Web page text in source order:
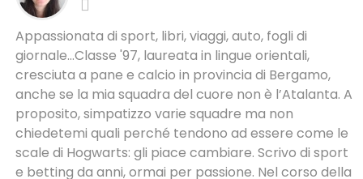
Appassionata di sport, libri, viaggi, auto, fogli di
giornale...Classe '97, laureata in lingue orientali,
cresciuta a pane e calcio in provincia di Bergamo,
anche se la mia squadra del cuore non è l’Atalanta. A
proposito, simpatizzo varie squadre ma non
chiedetemi quali perché tendono ad essere come le
scale di Hogwarts: gli piace cambiare. Scrivo di sport
e betting da anni, ormai per passione. Nel corso della